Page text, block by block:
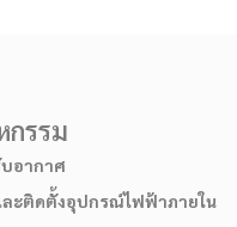
กรรม
อากาศ
ละติดตั้งอุปกรณ์ไฟฟ้าภายใน